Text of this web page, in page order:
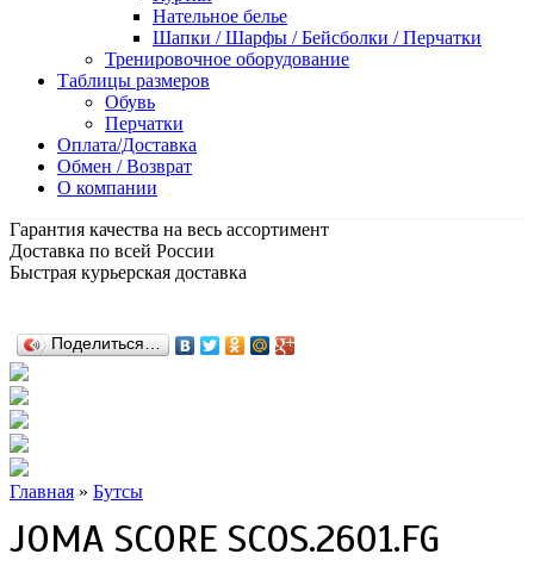
Нательное белье
Шапки / Шарфы / Бейсболки / Перчатки
Тренировочное оборудование
Таблицы размеров
Обувь
Перчатки
Оплата/Доставка
Обмен / Возврат
О компании
Гарантия качества на весь ассортимент
Доставка по всей России
Быстрая курьерская доставка
Поделиться…
Главная » Бутсы
JOMA SCORE SCOS.2601.FG